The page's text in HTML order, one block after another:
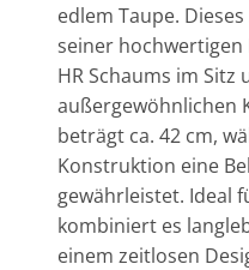
edlem Taupe.
seiner
HR Schaums im Sitz
außergewöhnlichen
beträgt ca. 42 cm,
Konstruktion eine
gewährleistet. Ideal
kombiniert es
einem zeitlosen